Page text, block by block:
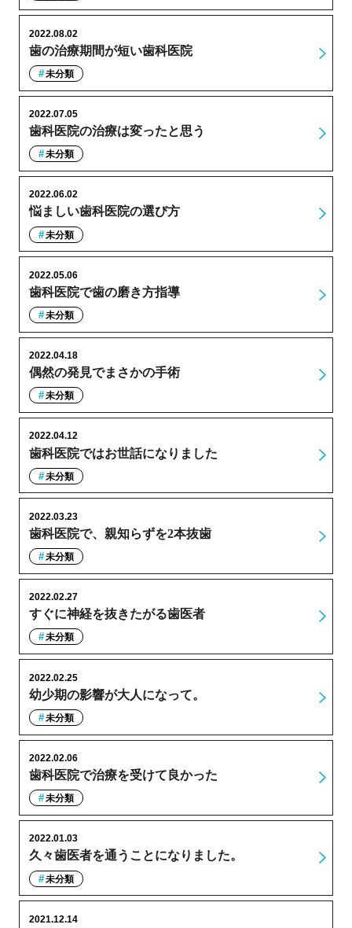
歯の治療期間が短い歯科医院
2022.08.02
未分類
歯科医院の治療は変ったと思う
2022.07.05
未分類
悩ましい歯科医院の選び方
2022.06.02
未分類
歯科医院で歯の磨き方指導
2022.05.06
未分類
偶然の発見でまさかの手術
2022.04.18
未分類
歯科医院ではお世話になりました
2022.04.12
未分類
歯科医院で、親知らずを2本抜歯
2022.03.23
未分類
すぐに神経を抜きたがる歯医者
2022.02.27
未分類
幼少期の影響が大人になって。
2022.02.25
未分類
歯科医院で治療を受けて良かった
2022.02.06
未分類
久々歯医者を通うことになりました。
2022.01.03
未分類
2021.12.14